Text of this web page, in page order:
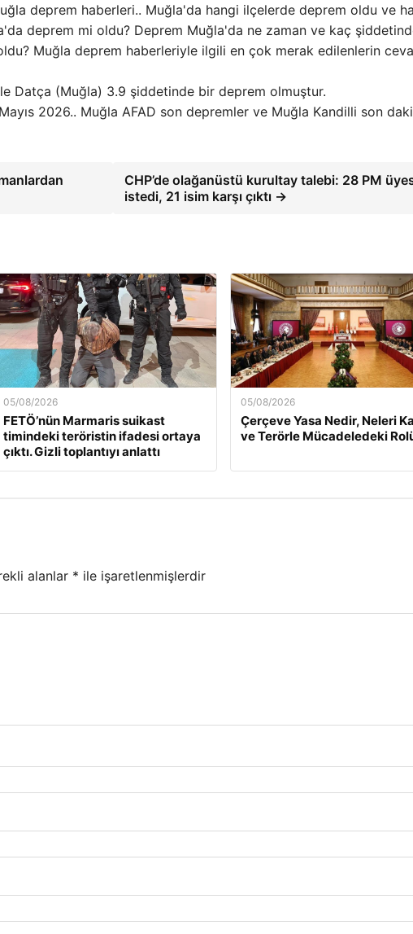
deprem haberleri.. Muğla'da hangi ilçelerde deprem oldu ve
deprem mi oldu? Deprem Muğla'da ne zaman ve kaç
Muğla deprem haberleriyle ilgili en çok merak edilenlerin
Datça (Muğla) 3.9 şiddetinde bir deprem olmuştur.
2026.. Muğla AFAD son depremler ve Muğla Kandilli son
CHP’de olağanüstü kurultay talebi: 28 PM
istedi, 21 isim karşı çıktı →
05/08/2026
FETÖ’nün Marmaris suikast
timindeki teröristin ifadesi ortaya
çıktı. Gizli toplantıyı anlattı
05/08/2026
Çerçeve Yasa Nedir, Neleri
ve Terörle Mücadeledeki
alanlar * ile işaretlenmişlerdir